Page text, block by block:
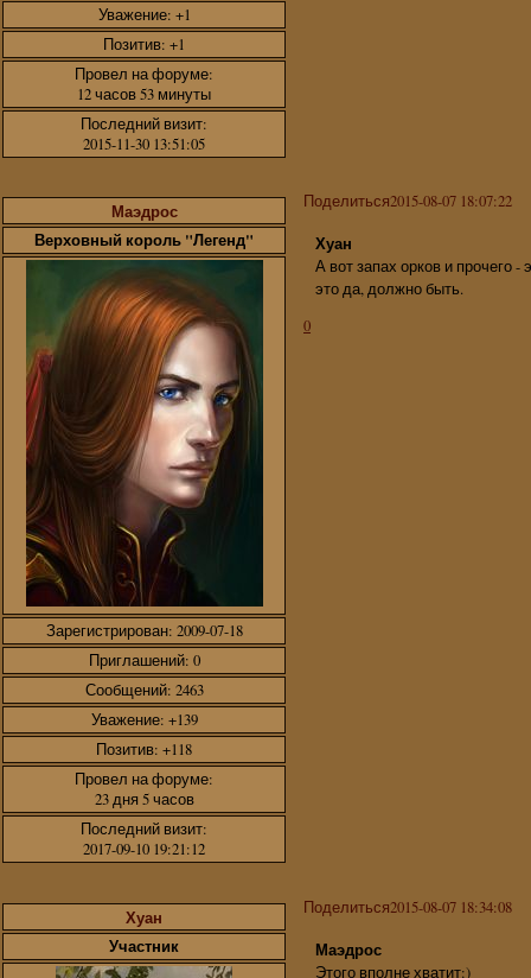
Уважение: +1
Позитив: +1
Провел на форуме:
12 часов 53 минуты
Последний визит:
2015-11-30 13:51:05
Поделиться2015-08-07 18:07:22
Маэдрос
Верховный король "Легенд"
Зарегистрирован: 2009-07-18
Приглашений: 0
Сообщений: 2463
Уважение: +139
Позитив: +118
Провел на форуме:
23 дня 5 часов
Последний визит:
2017-09-10 19:21:12
Хуан
А вот запах орков и прочего
это да, должно быть.
0
Поделиться2015-08-07 18:34:08
Хуан
Участник
Маэдрос
Этого вполне хватит:)